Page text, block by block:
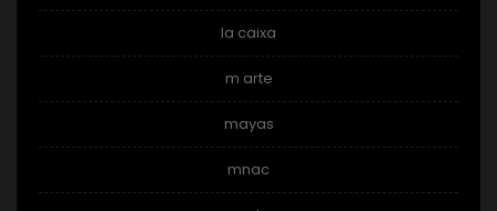
la caixa
m arte
mayas
mnac